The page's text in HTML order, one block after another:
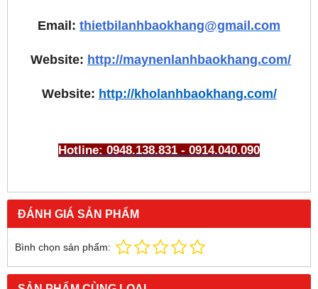
Email: thietbilanhbaokhang@gmail.com
Website: http://maynenlanhbaokhang.com/
Website: http://kholanhbaokhang.com/
Hotline: 0948.138.831 - 0914.040.090
ĐÁNH GIÁ SẢN PHẨM
Bình chọn sản phẩm: